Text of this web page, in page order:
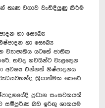
තෘණ වගාව වැඩිදියුණු කිරීම
හා සෞඛ්‍ය
හා සෞඛ්‍ය
යටතේ ජාතික
තවද ගවයින්ට වැළ‍ඳෙන
අවශ්‍ය එන්නත් නිෂ්පාදනය
ක්‍රියාත්මක කෙරේ.
ප්‍රධාන සංඝටකයක්
සම්පූර්ණ බඩ ඉරිඟු ශාකයම